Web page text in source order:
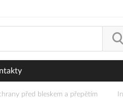
před bleskem a přepětím